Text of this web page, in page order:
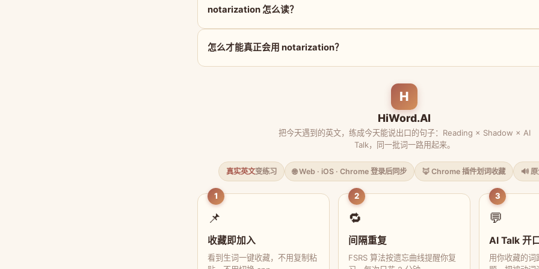
notarization 怎么读？
怎么才能真正会用 notarization？
H
HiWord.AI
把今天遇到的英文，练成今天能说出口的句子：Reading × Shadow × AI
Talk，同一批词一路用起来。
真实英文变练习 🌐 Web · iOS · Chrome 登录后同步 🦊 Chrome 插件划词收藏 🔊
1
📌
收藏即加入
看到生词一键收藏，不用复制粘
2
🔁
间隔重复
FSRS 算法按遗忘曲线提醒你复
3
💬
AI Talk 开
用你收藏的词